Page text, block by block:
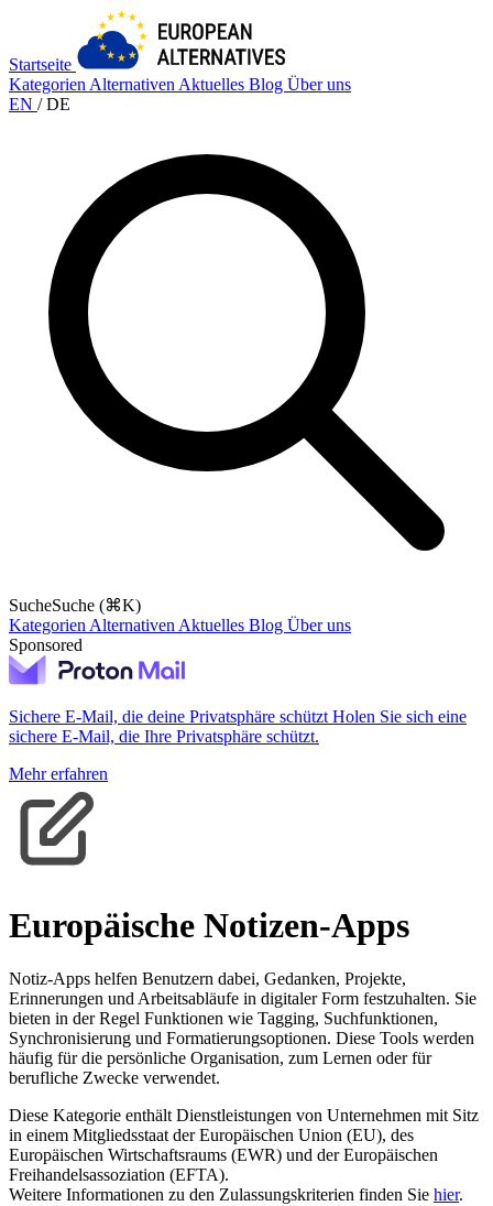
Startseite
Kategorien Alternativen Aktuelles Blog Über uns
EN / DE
SucheSuche (⌘K)
Kategorien Alternativen Aktuelles Blog Über uns
Sponsored
Sichere E-Mail, die deine Privatsphäre schützt Holen Sie sich eine
sichere E-Mail, die Ihre Privatsphäre schützt.
Mehr erfahren
Europäische Notizen-Apps
Notiz-Apps helfen Benutzern dabei, Gedanken, Projekte,
Erinnerungen und Arbeitsabläufe in digitaler Form festzuhalten. Sie
bieten in der Regel Funktionen wie Tagging, Suchfunktionen,
Synchronisierung und Formatierungsoptionen. Diese Tools werden
häufig für die persönliche Organisation, zum Lernen oder für
berufliche Zwecke verwendet.
Diese Kategorie enthält Dienstleistungen von Unternehmen mit Sitz
in einem Mitgliedsstaat der Europäischen Union (EU), des
Europäischen Wirtschaftsraums (EWR) und der Europäischen
Freihandelsassoziation (EFTA).
Weitere Informationen zu den Zulassungskriterien finden Sie hier.